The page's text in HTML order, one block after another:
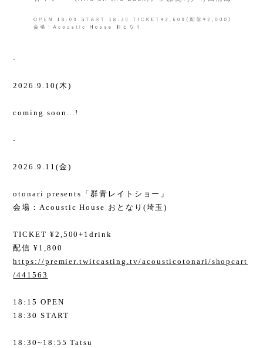
-
2026.9.10(木)
coming soon...!
-
2026.9.11(金)
otonari presents「群青レイトショー」
会場：Acoustic House おとなり(埼玉)
TICKET ¥2,500+1drink
配信 ¥1,800
https://premier.twitcasting.tv/acousticotonari/shopcart
/441563
18:15 OPEN
18:30 START
18:30~18:55 Tatsu